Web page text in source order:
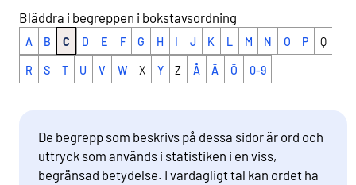
Bläddra i begreppen i bokstavsordning
A B C D E F G H I J K L M N O P Q
R S T U V W X Y Z Å Ä Ö 0-9
De begrepp som beskrivs på dessa sidor är ord och
uttryck som används i statistiken i en viss,
begränsad betydelse. I vardagligt tal kan ordet ha